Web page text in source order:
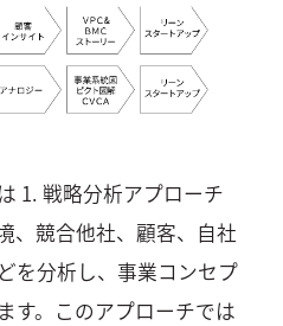
1. 戦略分析アプローチ
、競合他社、顧客、自社
を分析し、事業コンセプ
す。このアプローチでは